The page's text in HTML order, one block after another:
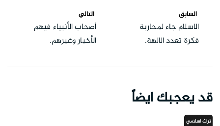
السابق
الاسلام جاء لمحاربة
فكرة تعدد الالهة.
التالي
أصحاب الأنبياء فيهم
الأخيار وغيرهم.
قد يعجبك ايضاً
تراث اسلامي